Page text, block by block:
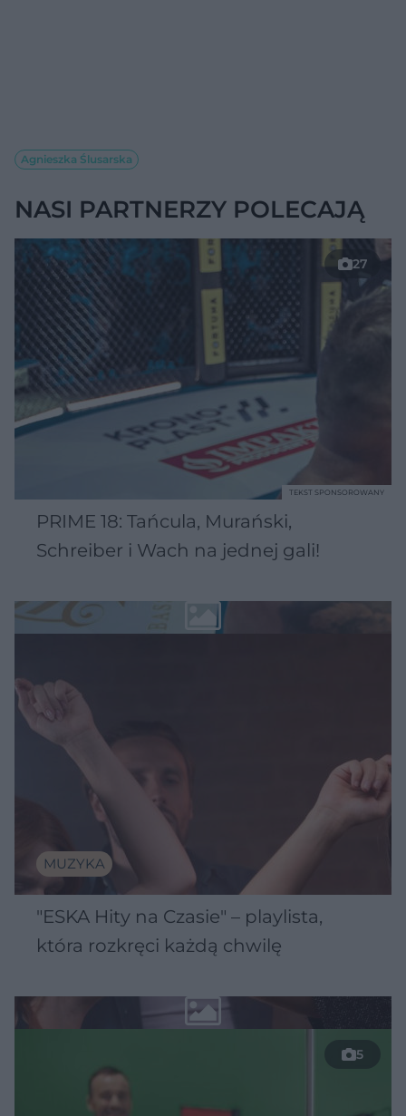
Agnieszka Ślusarska
NASI PARTNERZY POLECAJĄ
27
PRIME 18: Tańcula, Murański,
Schreiber i Wach na jednej gali!
TEKST SPONSOROWANY
MUZYKA
"ESKA Hity na Czasie" – playlista,
która rozkręci każdą chwilę
5